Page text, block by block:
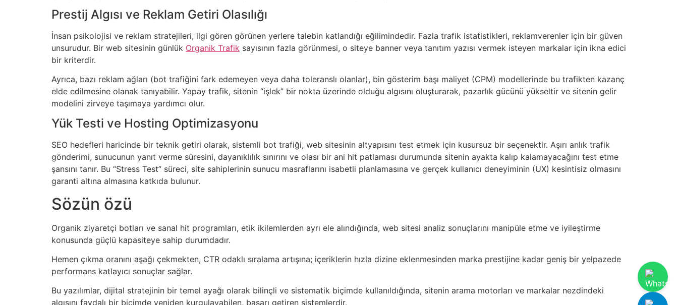
Prestij Algısı ve Reklam Getiri Olasılığı
İnsan psikolojisi ve reklam stratejileri, ilgi gören görünen yerlere talebin katlandığı eğilimindedir. Fazla trafik istatistikleri, reklamverenler için bir güven
unsurudur. Bir web sitesinin günlük Organik Trafik sayısının fazla görünmesi, o siteye banner veya tanıtım yazısı vermek isteyen markalar için ikna edici
bir kriterdir.
Ayrıca, bazı reklam ağları (bot trafiğini fark edemeyen veya daha toleranslı olanlar), bin gösterim başı maliyet (CPM) modellerinde bu trafikten kazanç
elde edilmesine olanak tanıyabilir. Yapay trafik, sitenin “işlek” bir nokta üzerinde olduğu algısını oluşturarak, pazarlık gücünü yükseltir ve sitenin gelir
modelini zirveye taşımaya yardımcı olur.
Yük Testi ve Hosting Optimizasyonu
SEO hedefleri haricinde bir teknik getiri olarak, sistemli bot trafiği, web sitesinin altyapısını test etmek için kusursuz bir seçenektir. Aşırı anlık trafik
gönderimi, sunucunun yanıt verme süresini, dayanıklılık sınırını ve olası bir ani hit patlaması durumunda sitenin ayakta kalıp kalamayacağını test etme
şansını tanır. Bu “Stress Test” süreci, site sahiplerinin sunucu masraflarını isabetli planlamasına ve gerçek kullanıcı deneyiminin (UX) kesintisiz olmasını
garanti altına almasına katkıda bulunur.
Sözün özü
Organik ziyaretçi botları ve sanal hit programları, etik ikilemlerden ayrı ele alındığında, web sitesi analiz sonuçlarını manipüle etme ve iyileştirme
konusunda güçlü kapasiteye sahip durumdadır.
Hemen çıkma oranını aşağı çekmekten, CTR odaklı sıralama artışına; içeriklerin hızla dizine eklenmesinden marka prestijine kadar geniş bir yelpazede
performans katlayıcı sonuçlar sağlar.
Bu yazılımlar, dijital stratejinin bir temel ayağı olarak bilinçli ve sistematik biçimde kullanıldığında, sitenin arama motorları ve markalar nezdindeki
algısını faydalı bir biçimde yeniden kurgulayabilen, başarı getiren sistemlerdir.